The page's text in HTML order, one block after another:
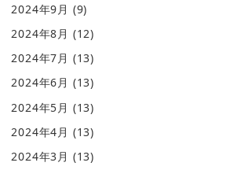
2024年9月 (9)
2024年8月 (12)
2024年7月 (13)
2024年6月 (13)
2024年5月 (13)
2024年4月 (13)
2024年3月 (13)